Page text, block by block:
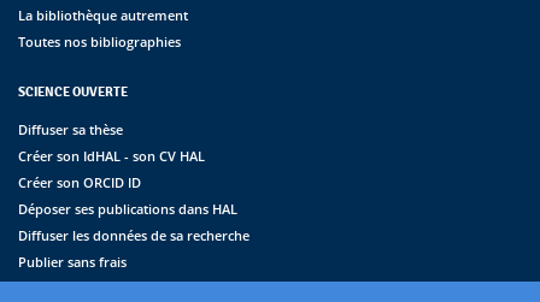
La bibliothèque autrement
Toutes nos bibliographies
SCIENCE OUVERTE
Diffuser sa thèse
Créer son IdHAL - son CV HAL
Créer son ORCID ID
Déposer ses publications dans HAL
Diffuser les données de sa recherche
Publier sans frais